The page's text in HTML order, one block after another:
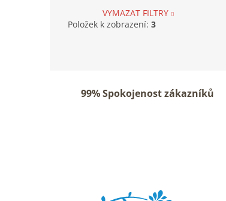
VYMAZAT FILTRY
Položek k zobrazení: 3
99% Spokojenost zákazníků